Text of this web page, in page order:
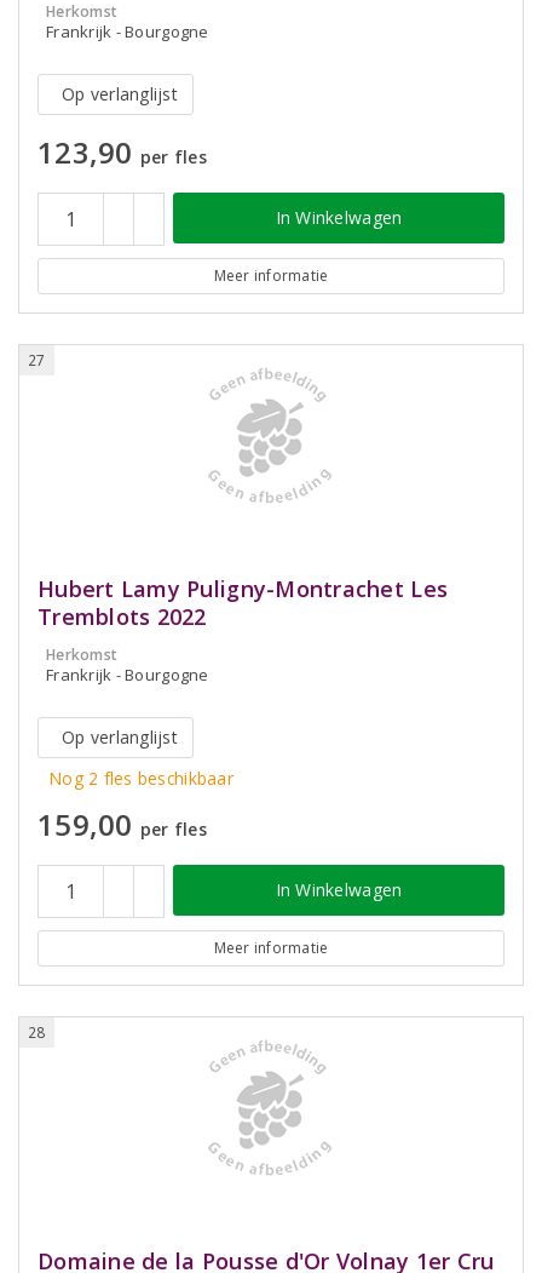
Herkomst
Frankrijk - Bourgogne
Op verlanglijst
123,90 per fles
In Winkelwagen
Meer informatie
27
Hubert Lamy Puligny-Montrachet Les
Tremblots 2022
Herkomst
Frankrijk - Bourgogne
Op verlanglijst
Nog 2 fles beschikbaar
159,00 per fles
In Winkelwagen
Meer informatie
28
Domaine de la Pousse d'Or Volnay 1er Cru